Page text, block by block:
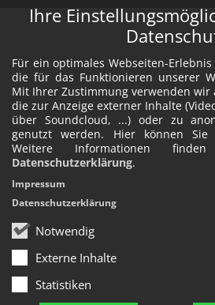
Ihre
Für ein optimales Webseiten-
die für das Funktionieren unserer
Mit Ihrer Zustimmung verwenden wir
die zur Anzeige externer Inhalte
über Soundcloud, ...) oder zu
genutzt werden. Hier können Sie
Weitere Informationen
Datenschutzerklärung.
Notwendig
Externe Inhalte
Statistiken
Impressum
Datenschutzerklärung